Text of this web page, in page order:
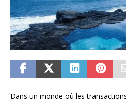
Dans un monde où les